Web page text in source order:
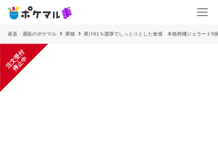
産直・通販のポケマル 果物 果汁61％濃厚でしっとりとした食感 本格柑橘ジェラート5
注
文
受
付
停
止
中